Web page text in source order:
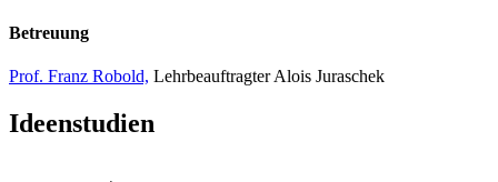
Betreuung
Prof. Franz Robold, Lehrbeauftragter Alois Juraschek
Ideenstudien